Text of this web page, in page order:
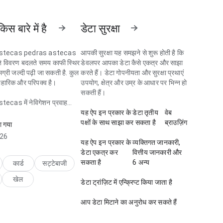
बारे में है
pedras astecas
विवरण बदलते समय काफी स्थिर
जल्दी पढ़ी जा सकती है. कुल
और परिपक्व है।
में नेविगेशन प्रवाह
गया लगता है; संरचना अगला
है. पेज साफ और भरोसेमंद
गया
कार्ड
सट्टेबाजी
खेल
डेटा सुरक्षा
आपकी सुरक्षा यह समझने से शुरू होती है कि
डेवलपर आपका डेटा कैसे एकत्र और साझा
करते हैं। डेटा गोपनीयता और सुरक्षा प्रथाएं
उपयोग, क्षेत्र और उम्र के आधार पर भिन्न हो
सकती हैं।
यह ऐप इन प्रकार के डेटा तृतीय
पक्षों के साथ साझा कर सकता है
वेब
ब्राउज़िंग
यह ऐप इन प्रकार के
डेटा एकत्र कर
सकता है
व्यक्तिगत जानकारी,
वित्तीय जानकारी और
6 अन्य
डेटा ट्रांज़िट में एन्क्रिप्ट किया जाता है
आप डेटा मिटाने का अनुरोध कर सकते हैं